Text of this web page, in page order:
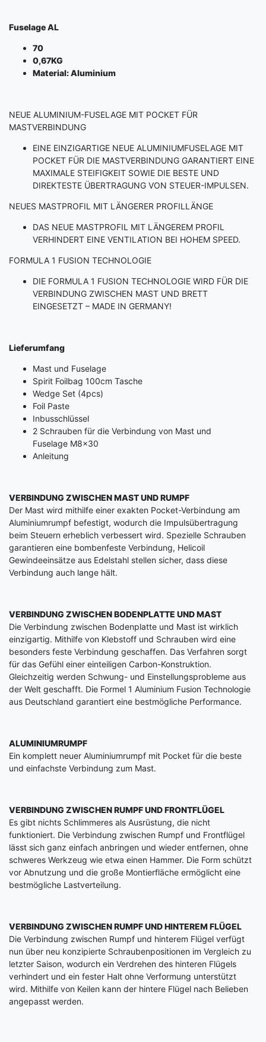
Fuselage AL
70
0,67KG
Material: Aluminium
NEUE ALUMINIUM-FUSELAGE MIT POCKET FÜR
MASTVERBINDUNG
EINE EINZIGARTIGE NEUE ALUMINIUMFUSELAGE MIT
POCKET FÜR DIE MASTVERBINDUNG GARANTIERT EINE
MAXIMALE STEIFIGKEIT SOWIE DIE BESTE UND
DIREKTESTE ÜBERTRAGUNG VON STEUER-IMPULSEN.
NEUES MASTPROFIL MIT LÄNGERER PROFILLÄNGE
DAS NEUE MASTPROFIL MIT LÄNGEREM PROFIL
VERHINDERT EINE VENTILATION BEI HOHEM SPEED.
FORMULA 1 FUSION TECHNOLOGIE
DIE FORMULA 1 FUSION TECHNOLOGIE WIRD FÜR DIE
VERBINDUNG ZWISCHEN MAST UND BRETT
EINGESETZT – MADE IN GERMANY!
Lieferumfang
Mast und Fuselage
Spirit Foilbag 100cm Tasche
Wedge Set (4pcs)
Foil Paste
Inbusschlüssel
2 Schrauben für die Verbindung von Mast und
Fuselage M8x30
Anleitung
VERBINDUNG ZWISCHEN MAST UND RUMPF
Der Mast wird mithilfe einer exakten Pocket-Verbindung am
Aluminiumrumpf befestigt, wodurch die Impulsübertragung
beim Steuern erheblich verbessert wird. Spezielle Schrauben
garantieren eine bombenfeste Verbindung, Helicoil
Gewindeeinsätze aus Edelstahl stellen sicher, dass diese
Verbindung auch lange hält.
VERBINDUNG ZWISCHEN BODENPLATTE UND MAST
Die Verbindung zwischen Bodenplatte und Mast ist wirklich
einzigartig. Mithilfe von Klebstoff und Schrauben wird eine
besonders feste Verbindung geschaffen. Das Verfahren sorgt
für das Gefühl einer einteiligen Carbon-Konstruktion.
Gleichzeitig werden Schwung- und Einstellungsprobleme aus
der Welt geschafft. Die Formel 1 Aluminium Fusion Technologie
aus Deutschland garantiert eine bestmögliche Performance.
ALUMINIUMRUMPF
Ein komplett neuer Aluminiumrumpf mit Pocket für die beste
und einfachste Verbindung zum Mast.
VERBINDUNG ZWISCHEN RUMPF UND FRONTFLÜGEL
Es gibt nichts Schlimmeres als Ausrüstung, die nicht
funktioniert. Die Verbindung zwischen Rumpf und Frontflügel
lässt sich ganz einfach anbringen und wieder entfernen, ohne
schweres Werkzeug wie etwa einen Hammer. Die Form schützt
vor Abnutzung und die große Montierfläche ermöglicht eine
bestmögliche Lastverteilung.
VERBINDUNG ZWISCHEN RUMPF UND HINTEREM FLÜGEL
Die Verbindung zwischen Rumpf und hinterem Flügel verfügt
nun über neu konzipierte Schraubenpositionen im Vergleich zu
letzter Saison, wodurch ein Verdrehen des hinteren Flügels
verhindert und ein fester Halt ohne Verformung unterstützt
wird. Mithilfe von Keilen kann der hintere Flügel nach Belieben
angepasst werden.